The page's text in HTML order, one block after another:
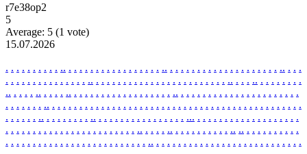
r7e38op2
5
Average: 5 (1 vote)
15.07.2026
. . . . . . . . . . .. . . . . . . . . . . . . . . . . . .. . . . . . . . . . . . . . . . . . . . . .. . . .
. . . . . . . . . . . . . . . .. . . . . . . . . . . . . . . . . . . . . . . . . .. . . . .. . . . . . . . .
.. . . . . .. . . . . .. . . . . . . . . . . . . . . . . . . .. . . . . . . . . . . . . . . . . . . . . . .
. . . . . . . .. . . . . . . . . . . . . . . . . . . . . . . . . . . . . . . . . . . . . . . . . . . . . . .
. . . . . . .. . . . . . . . . .. . . . . . . . . . . . . . . . . ... . . . . . . . . . . . . . . . . . . .
. . . . . . . . . . . . . . . . . . . . . . . . .. . . . . .. . . . . . . . . . . .. .. . . . . . . . . . .
. . . . . . . . . . . . . . . . . . . . . . . . . . .. . . . . . . . . . . . . . . . . . . . . . . . . . . .